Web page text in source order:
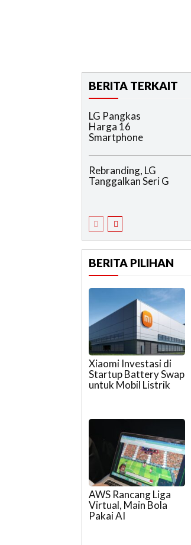
BERITA TERKAIT
LG Pangkas
Harga 16
Smartphone
Rebranding, LG
Tanggalkan Seri G
BERITA PILIHAN
Xiaomi Investasi di
Startup Battery Swap
untuk Mobil Listrik
AWS Rancang Liga
Virtual, Main Bola
Pakai AI